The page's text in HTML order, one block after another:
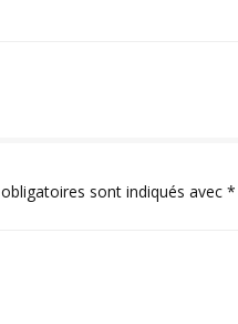
sont indiqués avec *